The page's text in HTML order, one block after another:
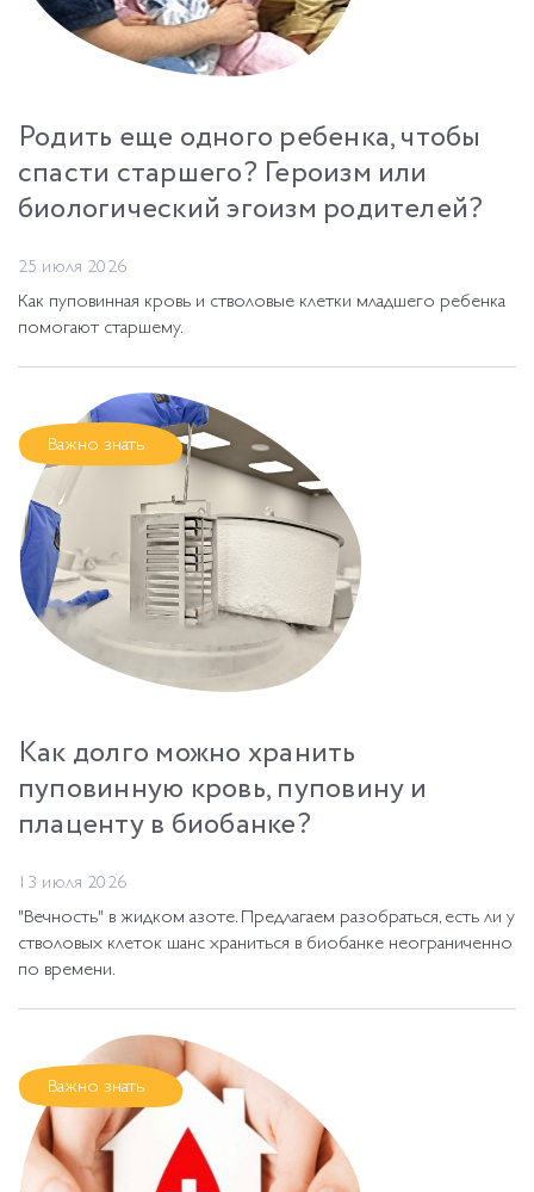
Родить еще одного ребенка, чтобы
спасти старшего? Героизм или
биологический эгоизм родителей?
25 июля 2026
Как пуповинная кровь и стволовые клетки младшего ребенка
помогают старшему.
Важно знать
Как долго можно хранить
пуповинную кровь, пуповину и
плаценту в биобанке?
13 июля 2026
"Вечность" в жидком азоте. Предлагаем разобраться, есть ли у
стволовых клеток шанс храниться в биобанке неограниченно
по времени.
Важно знать